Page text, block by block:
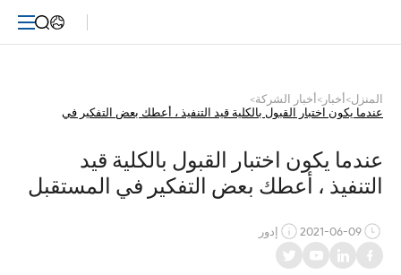
يكون
اختبار
القبول
بالكلية
قيد
التنفيذ
المنزل> أخبار > أخبار الشركة>
عندما يكون اختبار القبول بالكلية قيد التنفيذ ، أعطك بعض التفكير في
عندما يكون اختبار القبول بالكلية قيد
التنفيذ ، أعطك بعض التفكير في المستقبل
2021-06-09 إدور